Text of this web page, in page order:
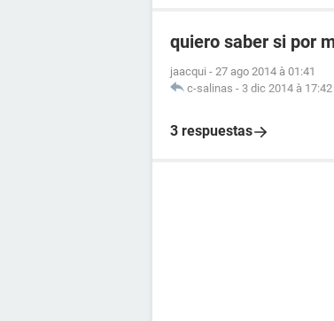
quiero saber si por
jaacqui - 27 ago 2014 à 01:41
c-salinas - 3 dic 2014 à 17:42
3 respuestas